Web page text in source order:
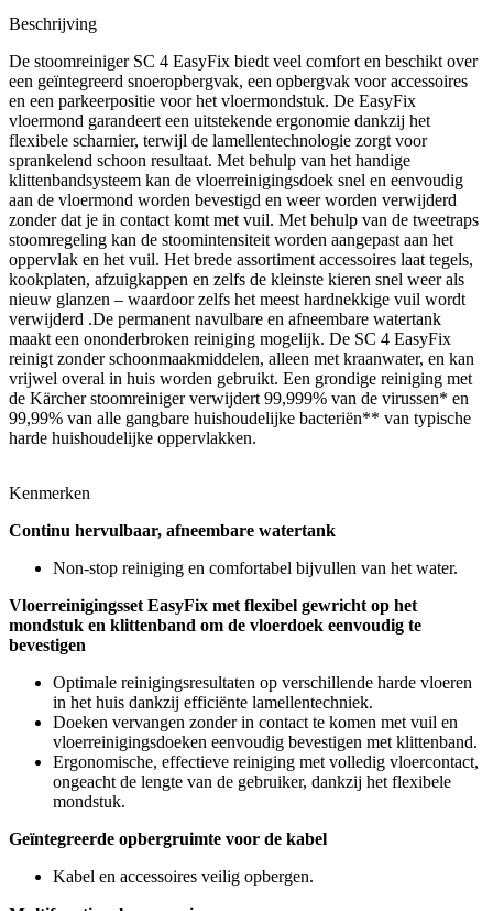
Beschrijving
De stoomreiniger SC 4 EasyFix biedt veel comfort en beschikt over
een geïntegreerd snoeropbergvak, een opbergvak voor accessoires
en een parkeerpositie voor het vloermondstuk. De EasyFix
vloermond garandeert een uitstekende ergonomie dankzij het
flexibele scharnier, terwijl de lamellentechnologie zorgt voor
sprankelend schoon resultaat. Met behulp van het handige
klittenbandsysteem kan de vloerreinigingsdoek snel en eenvoudig
aan de vloermond worden bevestigd en weer worden verwijderd
zonder dat je in contact komt met vuil. Met behulp van de tweetraps
stoomregeling kan de stoomintensiteit worden aangepast aan het
oppervlak en het vuil. Het brede assortiment accessoires laat tegels,
kookplaten, afzuigkappen en zelfs de kleinste kieren snel weer als
nieuw glanzen – waardoor zelfs het meest hardnekkige vuil wordt
verwijderd .De permanent navulbare en afneembare watertank
maakt een ononderbroken reiniging mogelijk. De SC 4 EasyFix
reinigt zonder schoonmaakmiddelen, alleen met kraanwater, en kan
vrijwel overal in huis worden gebruikt. Een grondige reiniging met
de Kärcher stoomreiniger verwijdert 99,999% van de virussen* en
99,99% van alle gangbare huishoudelijke bacteriën** van typische
harde huishoudelijke oppervlakken.
Kenmerken
Continu hervulbaar, afneembare watertank
Non-stop reiniging en comfortabel bijvullen van het water.
Vloerreinigingsset EasyFix met flexibel gewricht op het
mondstuk en klittenband om de vloerdoek eenvoudig te
bevestigen
Optimale reinigingsresultaten op verschillende harde vloeren
in het huis dankzij efficiënte lamellentechniek.
Doeken vervangen zonder in contact te komen met vuil en
vloerreinigingsdoeken eenvoudig bevestigen met klittenband.
Ergonomische, effectieve reiniging met volledig vloercontact,
ongeacht de lengte van de gebruiker, dankzij het flexibele
mondstuk.
Geïntegreerde opbergruimte voor de kabel
Kabel en accessoires veilig opbergen.